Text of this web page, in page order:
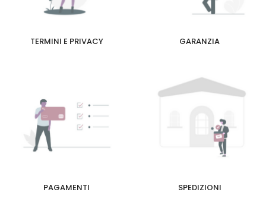
TERMINI E PRIVACY GARANZIA
PAGAMENTI SPEDIZIONI